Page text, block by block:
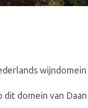
dit domein van